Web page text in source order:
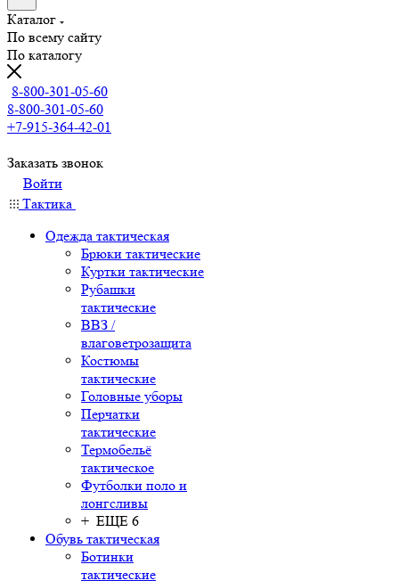
Каталог
По всему сайту
По каталогу
8-800-301-05-60
8-800-301-05-60
+7-915-364-42-01
Заказать звонок
Войти
Тактика
Одежда тактическая
Брюки тактические
Куртки тактические
Рубашки
тактические
ВВЗ /
влаговетрозащита
Костюмы
тактические
Головные уборы
Перчатки
тактические
Термобельё
тактическое
Футболки поло и
лонгсливы
+ ЕЩЕ 6
Обувь тактическая
Ботинки
тактические